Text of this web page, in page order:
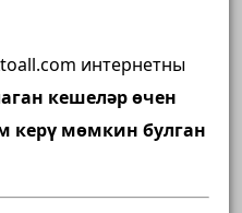
интернетны
кешеләр өчен
керү мөмкин булган